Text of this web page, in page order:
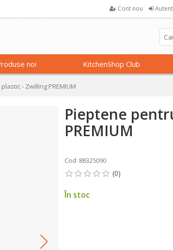
Cont nou
noi KitchenShop Club
- Zwilling PREMIUM
Pieptene
PREMIUM
Cod: 88325090
În stoc